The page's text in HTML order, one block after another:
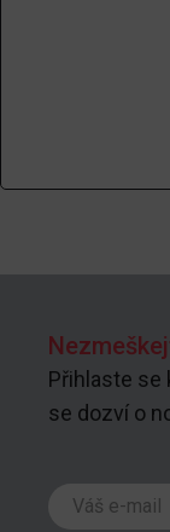
Přihlaste se
se dozví o